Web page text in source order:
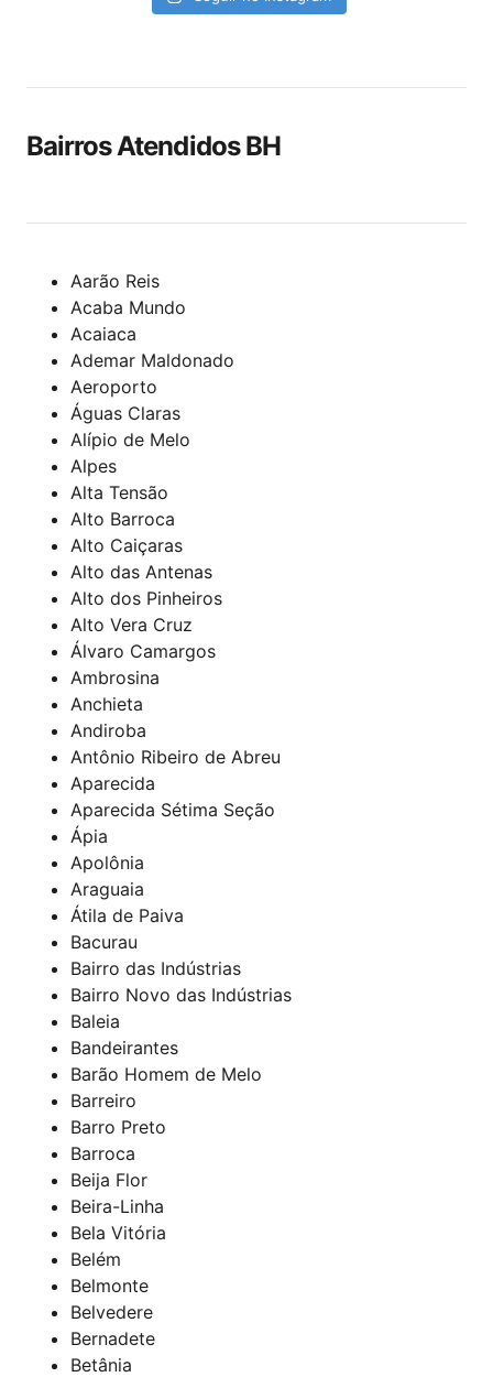
Bairros Atendidos BH
Aarão Reis
Acaba Mundo
Acaiaca
Ademar Maldonado
Aeroporto
Águas Claras
Alípio de Melo
Alpes
Alta Tensão
Alto Barroca
Alto Caiçaras
Alto das Antenas
Alto dos Pinheiros
Alto Vera Cruz
Álvaro Camargos
Ambrosina
Anchieta
Andiroba
Antônio Ribeiro de Abreu
Aparecida
Aparecida Sétima Seção
Ápia
Apolônia
Araguaia
Átila de Paiva
Bacurau
Bairro das Indústrias
Bairro Novo das Indústrias
Baleia
Bandeirantes
Barão Homem de Melo
Barreiro
Barro Preto
Barroca
Beija Flor
Beira-Linha
Bela Vitória
Belém
Belmonte
Belvedere
Bernadete
Betânia